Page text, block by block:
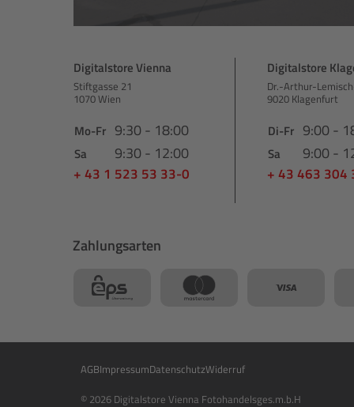
Digitalstore Vienna
Stiftgasse 21
1070 Wien
Mo-Fr 9:30 - 18:00
Sa 9:30 - 12:00
+ 43 1 523 53 33-0
Digitalstore
Dr.-Arthur-
9020 Klagenfurt
Di-Fr 9:00 -
Sa 9:00 -
+ 43 463 304
Zahlungsarten
AGBImpressumDatenschutzWiderruf
© 2026 Digitalstore Vienna Fotohandelsges.m.b.H